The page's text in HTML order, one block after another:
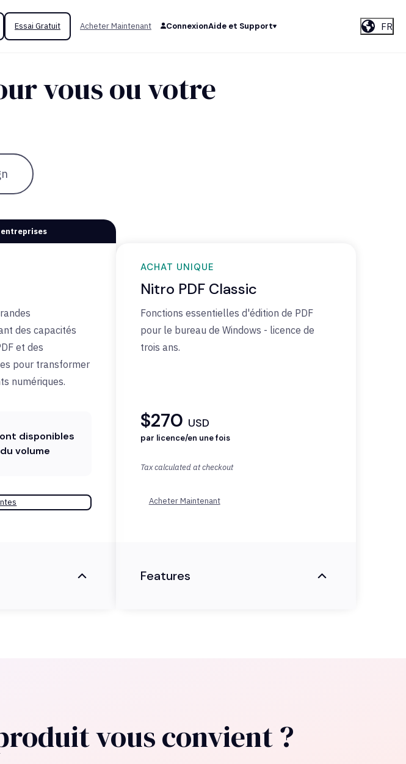
Essai Gratuit Acheter Maintenant ConnexionAide et Support FR
vous ou votre
des capacités
et des
pour transformer
numériques.
disponibles
volume
ACHAT UNIQUE
Nitro PDF Classic
Fonctions essentielles d'édition de PDF
pour le bureau de Windows - licence de
trois ans.
$270 USD
par licence/en une fois
Tax calculated at checkout
Acheter Maintenant
Features
vous convient ?